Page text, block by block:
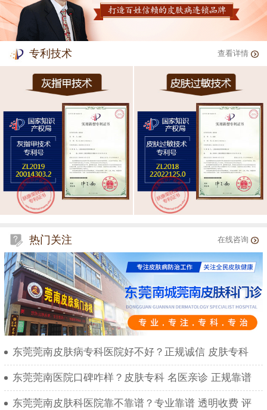
专利技术 查看详情
热门关注 在线咨询
东莞莞南皮肤病专科医院好不好？正规诚信 皮肤专科
东莞莞南医院口碑咋样？皮肤专科 名医亲诊 正规靠谱
东莞莞南皮肤科医院靠不靠谱？专业靠谱 透明收费 评